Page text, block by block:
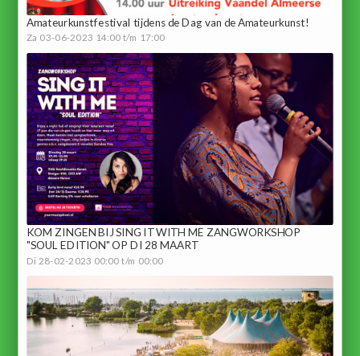
Amateurkunstfestival tijdens de Dag van de Amateurkunst!
Za 03-06-2023 14:00 t/m 17:00
KOM ZINGEN BIJ SING IT WITH ME ZANGWORKSHOP
"SOUL EDITION" OP DI 28 MAART
Di 28-02-2023 00:00 t/m 00:00